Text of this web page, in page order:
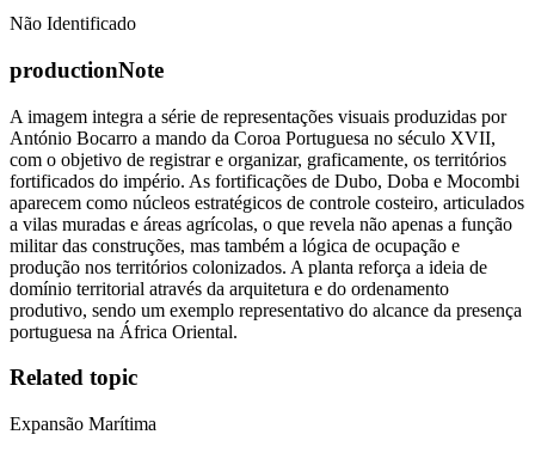
Não Identificado
productionNote
A imagem integra a série de representações visuais produzidas por
António Bocarro a mando da Coroa Portuguesa no século XVII,
com o objetivo de registrar e organizar, graficamente, os territórios
fortificados do império. As fortificações de Dubo, Doba e Mocombi
aparecem como núcleos estratégicos de controle costeiro, articulados
a vilas muradas e áreas agrícolas, o que revela não apenas a função
militar das construções, mas também a lógica de ocupação e
produção nos territórios colonizados. A planta reforça a ideia de
domínio territorial através da arquitetura e do ordenamento
produtivo, sendo um exemplo representativo do alcance da presença
portuguesa na África Oriental.
Related topic
Expansão Marítima